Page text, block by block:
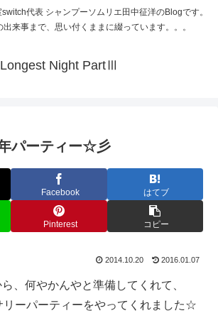
代表 シャンプーソムリエ田中征洋のBlogです。
来事まで、思い付くままに綴っています。。。
Longest Night PartⅢ
パーティー☆彡
Facebook はてブ
Pinterest コピー
2014.10.20 2016.01.07
、何やかんやと準備してくれて、
リーパーティーをやってくれました☆